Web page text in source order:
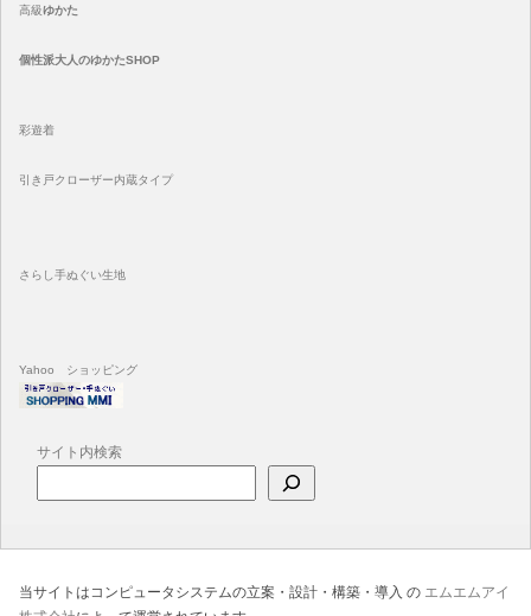
高級ゆかた
個性派大人のゆかたSHOP
彩遊着
引き戸クローザー内蔵タイプ
さらし手ぬぐい生地
Yahoo ショッピング
サイト内検索
当サイトはコンピュータシステムの立案・設計・構築・導入 の エムエムアイ